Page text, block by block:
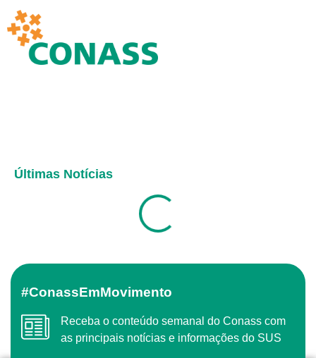
Últimas Notícias
#ConassEmMovimento
Receba o conteúdo semanal do Conass com
as principais notícias e informações do SUS